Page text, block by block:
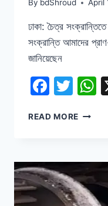
By bdShroud April
ঢাকা: চৈত্র
সংক্রান্তি আমাদের
জানিয়েছেন
READ MORE ‘চৈত্র
প্রকৃতি
রক্ষার
শিক্ষা
দেয়’